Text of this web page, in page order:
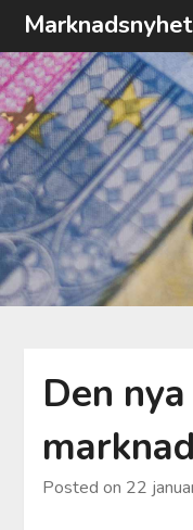
Hoppa
innehåll
Den
Posted on 22